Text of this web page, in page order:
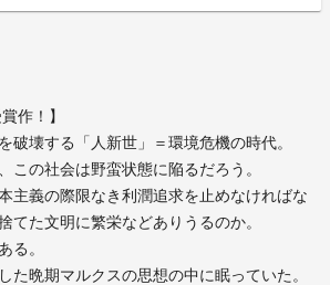
作！】
破壊する「人新世」＝環境危機の時代。
この社会は野蛮状態に陥るだろう。
主義の際限なき利潤追求を止めなければな
てた文明に繁栄などありうるのか。
る。
た晩期マルクスの思想の中に眠っていた。